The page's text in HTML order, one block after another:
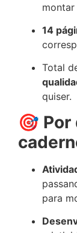
montar
14
Total
quiser.
🎯 Por
para